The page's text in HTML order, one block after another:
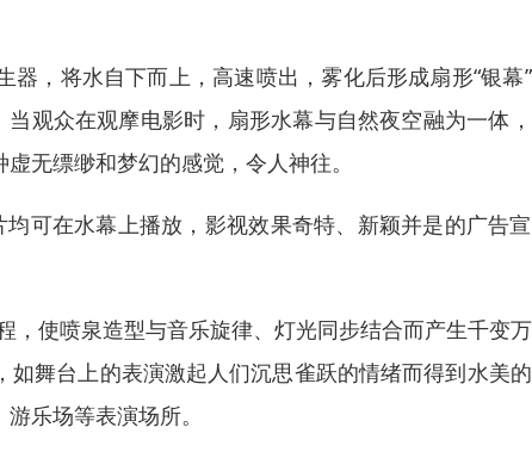
，将水自下而上，高速喷出，雾化后形成扇形“银幕
观众在观摩电影时，扇形水幕与自然夜空融为一体
无缥缈和梦幻的感觉，令人神往。
可在水幕上播放，影视效果奇特、新颖并是的广告
使喷泉造型与音乐旋律、灯光同步结合而产生千变
舞台上的表演激起人们沉思雀跃的情绪而得到水美
乐场等表演场所。